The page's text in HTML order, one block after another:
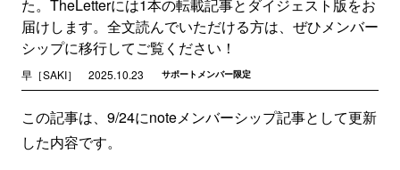
た。TheLetterには1本の転載記事とダイジェスト版をお
届けします。全文読んでいただける方は、ぜひメンバー
シップに移行してご覧ください！
早［SAKI］ 2025.10.23 サポートメンバー限定
この記事は、9/24にnoteメンバーシップ記事として更新
した内容です。